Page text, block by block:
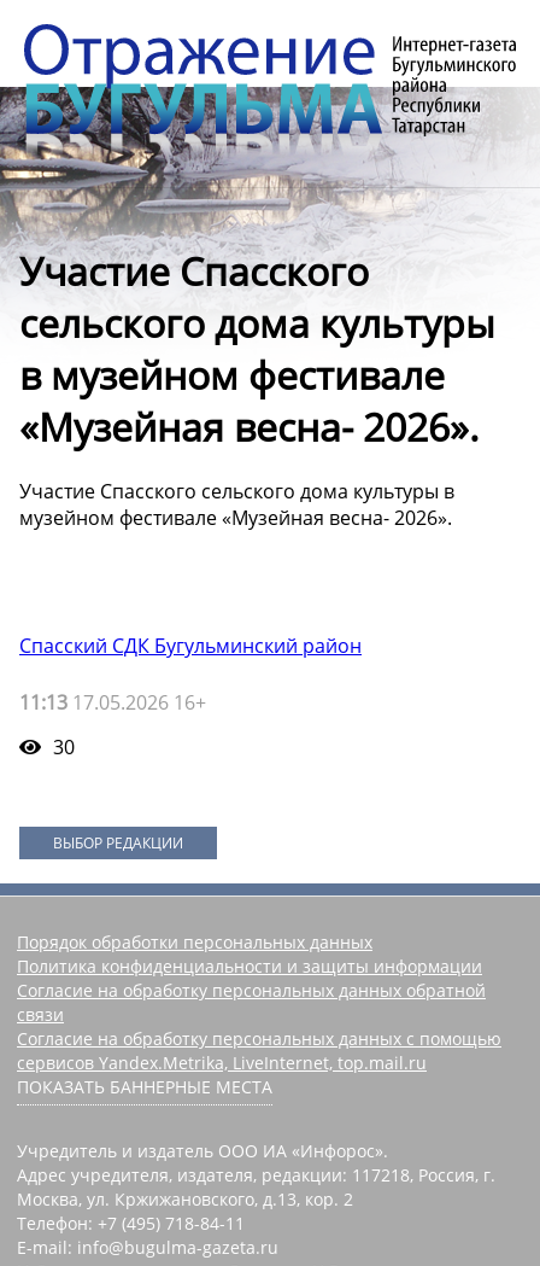
Участие Спасского
сельского дома культуры
в музейном фестивале
«Музейная весна- 2026».
Участие Спасского сельского дома культуры в
музейном фестивале «Музейная весна- 2026».
Спасский СДК Бугульминский район
11:13 17.05.2026 16+
30
ВЫБОР РЕДАКЦИИ
Порядок обработки персональных данных
Политика конфиденциальности и защиты информации
Согласие на обработку персональных данных обратной
связи
Согласие на обработку персональных данных с помощью
сервисов Yandex.Metrika, LiveInternet, top.mail.ru
ПОКАЗАТЬ БАННЕРНЫЕ МЕСТА
Учредитель и издатель ООО ИА «Инфорос».
Адрес учредителя, издателя, редакции: 117218, Россия, г.
Москва, ул. Кржижановского, д.13, кор. 2
Телефон: +7 (495) 718-84-11
E-mail: info@bugulma-gazeta.ru